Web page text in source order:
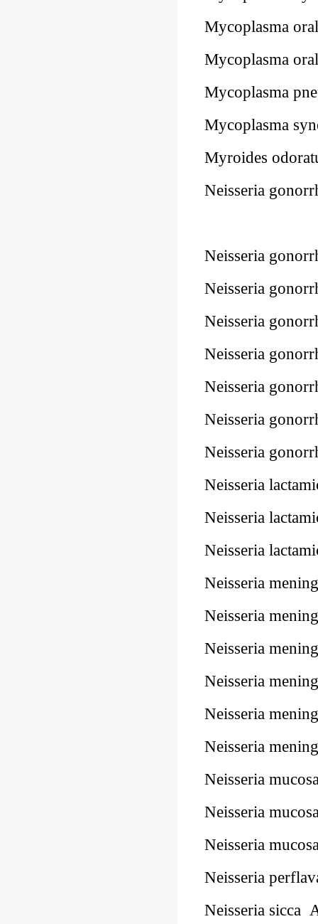
Mycoplasma
Mycoplasma
Mycoplasma
Mycoplasma
Myroides
Neisseria
Neisseria
Neisseria
Neisseria
Neisseria
Neisseria
Neisseria
Neisseria
Neisseria
Neisseria
Neisseria
Neisseria
Neisseria
Neisseria
Neisseria
Neisseria
Neisseria
Neisseria
Neisseria
Neisseria
Neisseria
Neisseria sicca